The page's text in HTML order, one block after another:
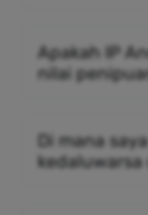
Apakah IP
nilai
Di mana
kedaluwarsa